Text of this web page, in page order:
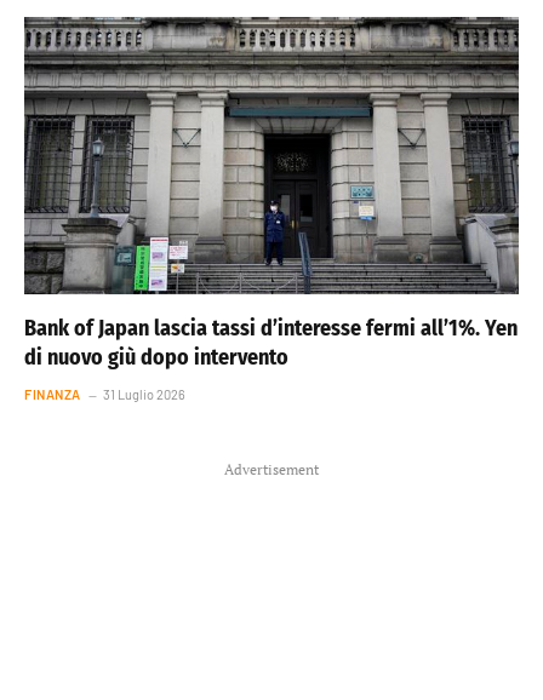
Bank of Japan lascia tassi d’interesse fermi all’1%. Yen
di nuovo giù dopo intervento
FINANZA 31 Luglio 2026
Advertisement